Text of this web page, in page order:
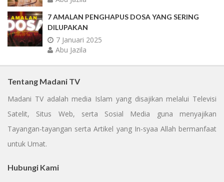
7 AMALAN PENGHAPUS DOSA YANG SERING
DILUPAKAN
7 Januari 2025
Abu Jazila
Tentang Madani TV
Madani TV adalah media Islam yang disajikan melalui Televisi
Satelit, Situs Web, serta Sosial Media guna menyajikan
Tayangan-tayangan serta Artikel yang In-syaa Allah bermanfaat
untuk Umat.
Hubungi Kami